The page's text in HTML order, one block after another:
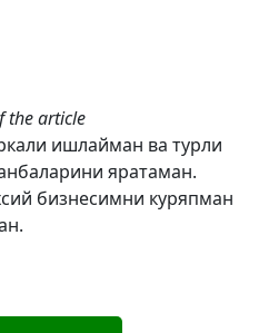
the article
ишлайман ва турли
яратаман.
бизнесимни куряпман